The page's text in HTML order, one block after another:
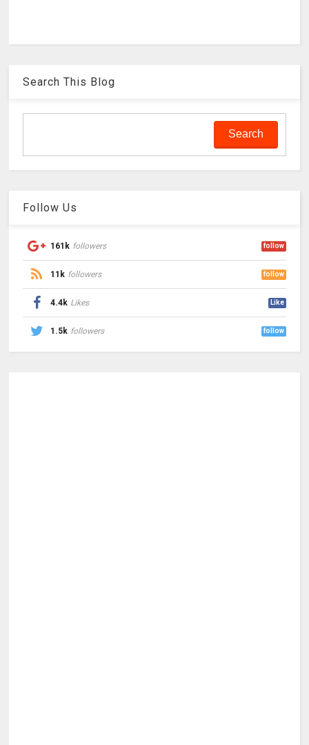
Search This Blog
Follow Us
161k followers follow
11k followers follow
4.4k Likes Like
1.5k followers follow